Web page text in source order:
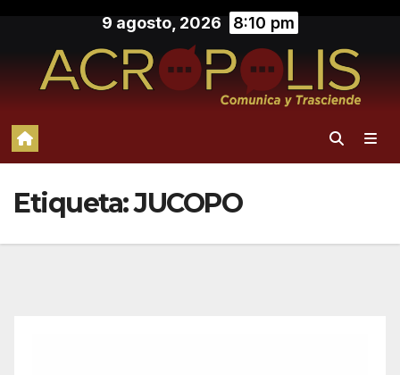
contenido
9 agosto, 2026 8:10 pm
Etiqueta:JUCOPO